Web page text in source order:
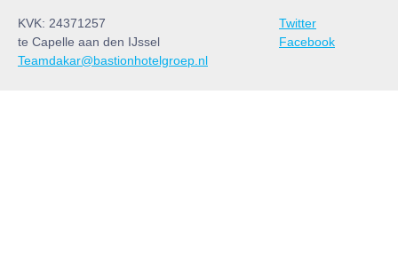
KVK: 24371257
te Capelle aan den IJssel
Teamdakar@bastionhotelgroep.nl
Twitter
Facebook